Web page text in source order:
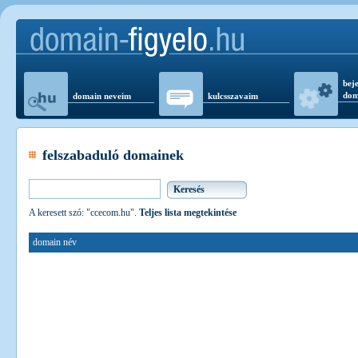
domain neveim kulcsszavaim
felszabaduló domainek
A keresett szó: "ccecom.hu". Teljes lista megtekintése
domain név